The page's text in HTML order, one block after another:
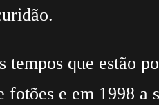
tempos que estão
e em 1998 a